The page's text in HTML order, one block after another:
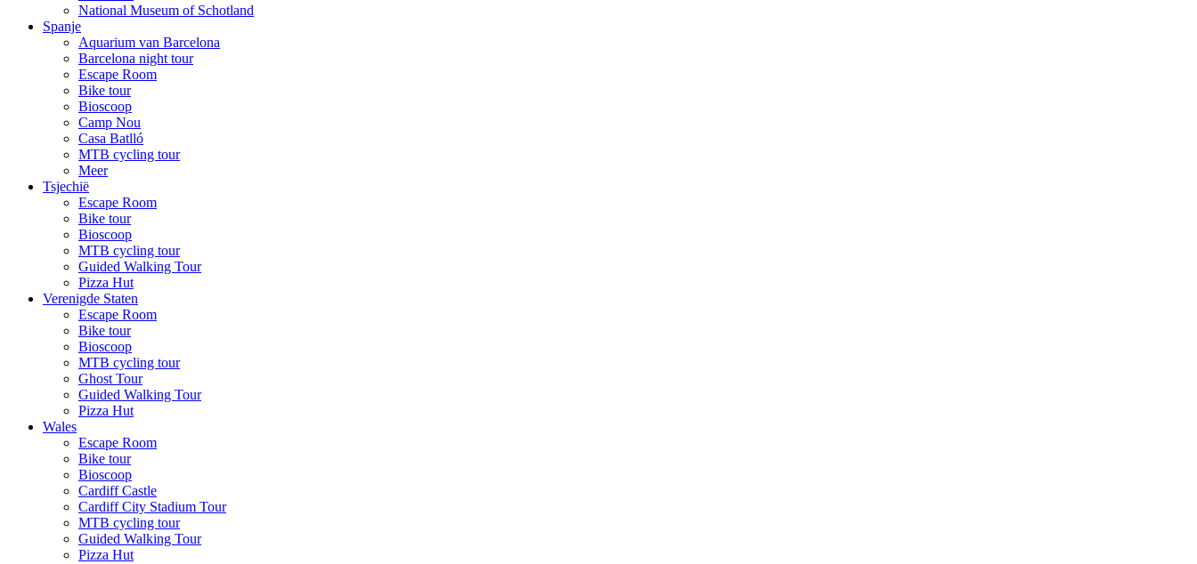
National Museum of Schotland
Spanje
Aquarium van Barcelona
Barcelona night tour
Escape Room
Bike tour
Bioscoop
Camp Nou
Casa Batlló
MTB cycling tour
Meer
Tsjechië
Escape Room
Bike tour
Bioscoop
MTB cycling tour
Guided Walking Tour
Pizza Hut
Verenigde Staten
Escape Room
Bike tour
Bioscoop
MTB cycling tour
Ghost Tour
Guided Walking Tour
Pizza Hut
Wales
Escape Room
Bike tour
Bioscoop
Cardiff Castle
Cardiff City Stadium Tour
MTB cycling tour
Guided Walking Tour
Pizza Hut